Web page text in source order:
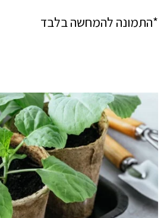
*התמונה להמחשה בלבד